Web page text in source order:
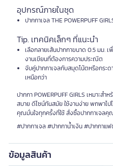
อุปกรณ์ภายในชุด
ปากกาเจล THE POWERPUFF
Tip. เทคนิคเล็กๆ ที่แนะนำ
เลือกลายเส้นปากกาขนาด 0.5 มม.
งานเขียนที่ต้องการความประณีต
จับคู่ปากกาเจลกับสมุดโน้ตหรือกร
เหนือกว่า
ปากกา POWERPUFF GIRLS เหมาะส
สบาย ดีไซน์ทันสมัย ใช้งานง่าย พกพาไ
คุณมั่นใจทุกครั้งที่ใช้ สั่งซื้อปากกาเจล
#ปากกาเจล #ปากกาน้ำเงิน #ปากกา
ข้อมูลสินค้า